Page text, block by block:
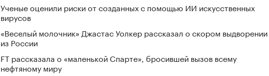
Ученые оценили риски от созданных с помощью ИИ искусственных
вирусов
«Веселый молочник» Джастас Уолкер рассказал о скором выдворении
из России
FT рассказала о «маленькой Спарте», бросившей вызов всему
нефтяному миру